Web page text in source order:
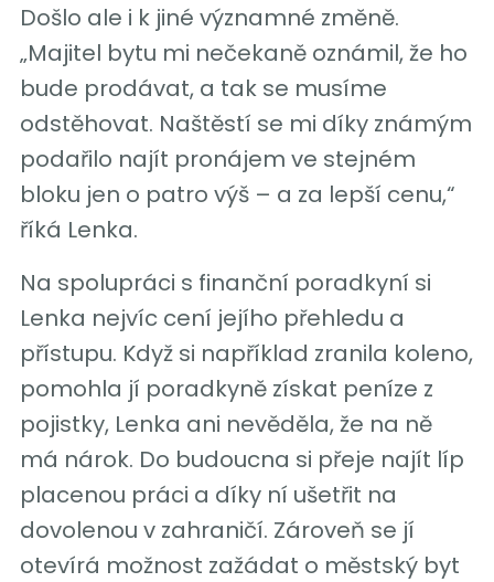
Došlo ale i k jiné významné změně.
„Majitel bytu mi nečekaně oznámil, že ho
bude prodávat, a tak se musíme
odstěhovat. Naštěstí se mi díky známým
podařilo najít pronájem ve stejném
bloku jen o patro výš – a za lepší cenu,“
říká Lenka.
Na spolupráci s finanční poradkyní si
Lenka nejvíc cení jejího přehledu a
přístupu. Když si například zranila koleno,
pomohla jí poradkyně získat peníze z
pojistky, Lenka ani nevěděla, že na ně
má nárok. Do budoucna si přeje najít líp
placenou práci a díky ní ušetřit na
dovolenou v zahraničí. Zároveň se jí
otevírá možnost zažádat o městský byt